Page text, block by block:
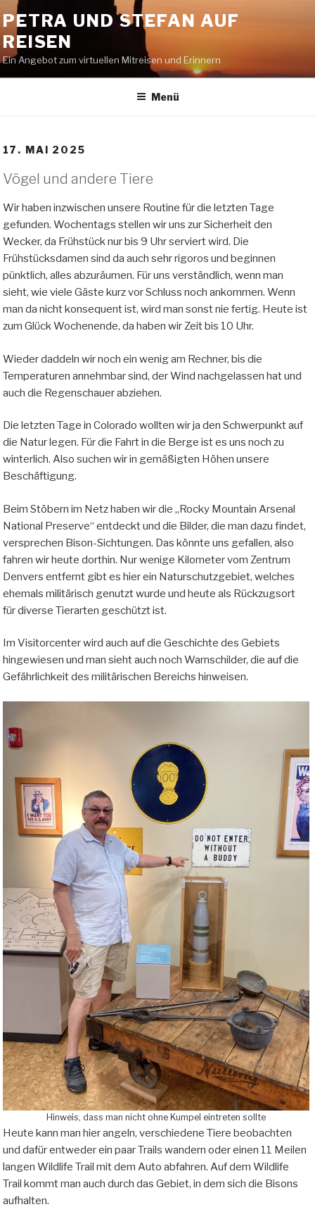
Zum
Inhalt
springen
PETRA UND STEFAN AUF
REISEN
Ein Angebot zum virtuellen Mitreisen und Erinnern
Menü
17. MAI 2025
Vögel und andere Tiere
Wir haben inzwischen unsere Routine für die letzten Tage
gefunden. Wochentags stellen wir uns zur Sicherheit den
Wecker, da Frühstück nur bis 9 Uhr serviert wird. Die
Frühstücksdamen sind da auch sehr rigoros und beginnen
pünktlich, alles abzuräumen. Für uns verständlich, wenn man
sieht, wie viele Gäste kurz vor Schluss noch ankommen. Wenn
man da nicht konsequent ist, wird man sonst nie fertig. Heute ist
zum Glück Wochenende, da haben wir Zeit bis 10 Uhr.
Wieder daddeln wir noch ein wenig am Rechner, bis die
Temperaturen annehmbar sind, der Wind nachgelassen hat und
auch die Regenschauer abziehen.
Die letzten Tage in Colorado wollten wir ja den Schwerpunkt auf
die Natur legen. Für die Fahrt in die Berge ist es uns noch zu
winterlich. Also suchen wir in gemäßigten Höhen unsere
Beschäftigung.
Beim Stöbern im Netz haben wir die „Rocky Mountain Arsenal
National Preserve“ entdeckt und die Bilder, die man dazu findet,
versprechen Bison-Sichtungen. Das könnte uns gefallen, also
fahren wir heute dorthin. Nur wenige Kilometer vom Zentrum
Denvers entfernt gibt es hier ein Naturschutzgebiet, welches
ehemals militärisch genutzt wurde und heute als Rückzugsort
für diverse Tierarten geschützt ist.
Im Visitorcenter wird auch auf die Geschichte des Gebiets
hingewiesen und man sieht auch noch Warnschilder, die auf die
Gefährlichkeit des militärischen Bereichs hinweisen.
Hinweis, dass man nicht ohne Kumpel eintreten sollte
Heute kann man hier angeln, verschiedene Tiere beobachten
und dafür entweder ein paar Trails wandern oder einen 11 Meilen
langen Wildlife Trail mit dem Auto abfahren. Auf dem Wildlife
Trail kommt man auch durch das Gebiet, in dem sich die Bisons
aufhalten.